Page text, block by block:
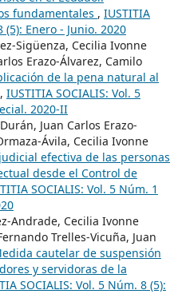
fundamentales , IUSTITIA
(5): Enero - Junio. 2020
Sigüenza, Cecilia Ivonne
Erazo-Álvarez, Camilo
de la pena natural al
, IUSTITIA SOCIALIS: Vol. 5
2020-II
Juan Carlos Erazo-
Ávila, Cecilia Ivonne
efectiva de las personas
desde el Control de
SOCIALIS: Vol. 5 Núm. 1
Andrade, Cecilia Ivonne
Trelles-Vicuña, Juan
cautelar de suspensión
y servidoras de la
SOCIALIS: Vol. 5 Núm. 8 (5):